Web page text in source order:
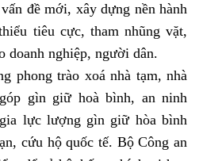
đề mới, xây dựng nền hành
tiêu cực, tham nhũng vặt,
doanh nghiệp, người dân.
phong trào xoá nhà tạm, nhà
gìn giữ hoà bình, an ninh
lực lượng gìn giữ hòa bình
cứu hộ quốc tế. Bộ Công an